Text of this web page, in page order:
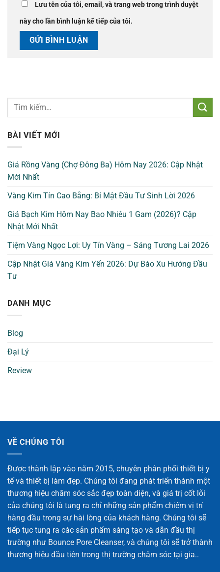
Lưu tên của tôi, email, và trang web trong trình duyệt
này cho lần bình luận kế tiếp của tôi.
BÀI VIẾT MỚI
Giá Rồng Vàng (Chợ Đông Ba) Hôm Nay 2026: Cập Nhật
Mới Nhất
Vàng Kim Tín Cao Bằng: Bí Mật Đầu Tư Sinh Lời 2026
Giá Bạch Kim Hôm Nay Bao Nhiêu 1 Gam (2026)? Cập
Nhật Mới Nhất
Tiệm Vàng Ngọc Lợi: Uy Tín Vàng – Sáng Tương Lai 2026
Cập Nhật Giá Vàng Kim Yến 2026: Dự Báo Xu Hướng Đầu
Tư
DANH MỤC
Blog
Đại Lý
Review
VỀ CHÚNG TÔI
Được thành lập vào năm 2015, chuyên phân phối thiết bị y
tế và thiết bị làm đẹp. Chúng tôi đang phát triển thành một
thương hiệu chăm sóc sắc đẹp toàn diện, và giá trị cốt lõi
của chúng tôi là tung ra chỉ những sản phẩm chiếm vị trí
hàng đầu trong sự hài lòng của khách hàng. Chúng tôi sẽ
tiếp tục tung ra các sản phẩm sáng tạo và dẫn đầu thị
trường như Bounce Pore Cleanser, và chúng tôi sẽ trở thành
thương hiệu đầu tiên trong thị trường chăm sóc tại gia..